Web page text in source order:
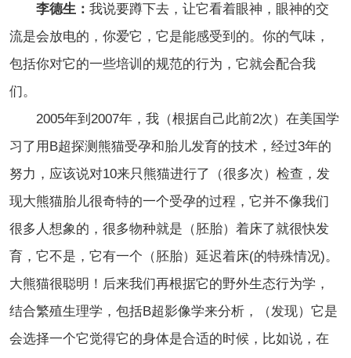
李德生： 我说要蹲下去，让它看着眼神，眼神的交
流是会放电的，你爱它，它是能感受到的。你的气味，
包括你对它的一些培训的规范的行为，它就会配合我
们。
2005年到2007年，我（根据自己此前2次）在美国学
习了用B超探测熊猫受孕和胎儿发育的技术，经过3年的
努力，应该说对10来只熊猫进行了（很多次）检查，发
现大熊猫胎儿很奇特的一个受孕的过程，它并不像我们
很多人想象的，很多物种就是（胚胎）着床了就很快发
育，它不是，它有一个（胚胎）延迟着床(的特殊情况)。
大熊猫很聪明！后来我们再根据它的野外生态行为学，
结合繁殖生理学，包括B超影像学来分析，（发现）它是
会选择一个它觉得它的身体是合适的时候，比如说，在